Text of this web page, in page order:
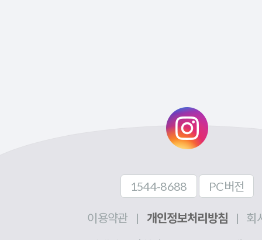
1544-8688 PC버전
이용약관 | 개인정보처리방침 |
회